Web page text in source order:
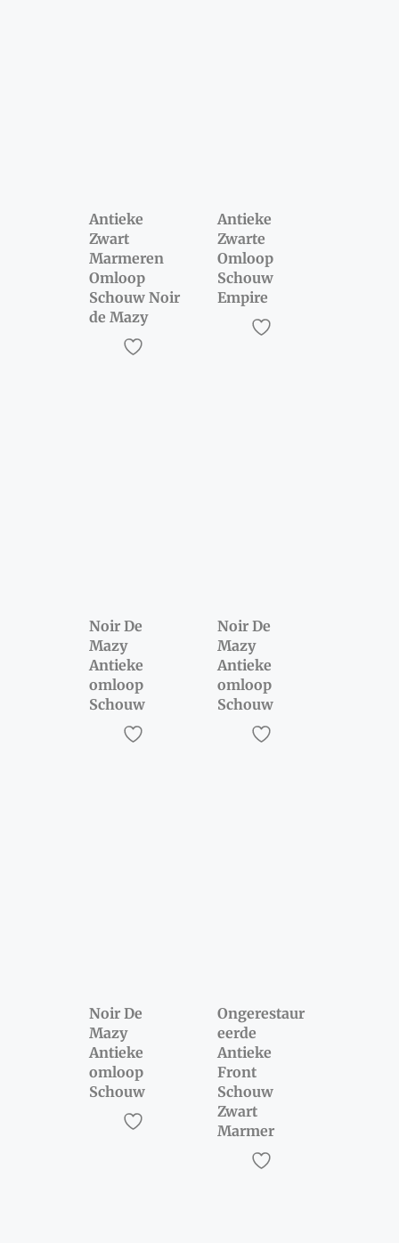
Antieke
Zwart
Marmeren
Omloop
Schouw Noir
de Mazy
Antieke
Zwarte
Omloop
Schouw
Empire
Noir De
Mazy
Antieke
omloop
Schouw
Noir De
Mazy
Antieke
omloop
Schouw
Noir De
Mazy
Antieke
omloop
Schouw
Ongerestaur
eerde
Antieke
Front
Schouw
Zwart
Marmer